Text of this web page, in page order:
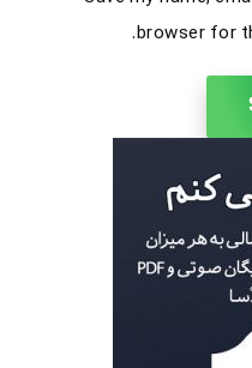
browser for